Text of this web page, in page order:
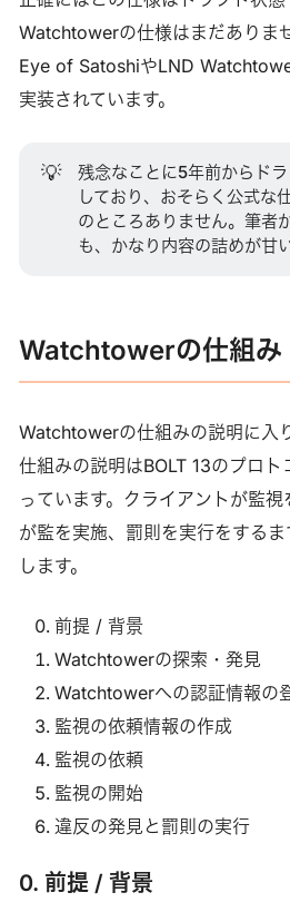
Watchtowerの仕様はまだありま
Eye of SatoshiやLND
実装されています。
💡
残念なことに5年前からド
しており、おそらく公式な
のところありません。筆者
も、かなり内容の詰めが甘い
Watchtowerの仕組み
Watchtowerの仕組みの説明に入
仕組みの説明はBOLT 13のプロ
っています。クライアントが監
が監を実施、罰則を実行をする
します。
前提 / 背景
Watchtowerの探索・発見
Watchtowerへの認証情報の
監視の依頼情報の作成
監視の依頼
監視の開始
違反の発見と罰則の実行
0. 前提 / 背景